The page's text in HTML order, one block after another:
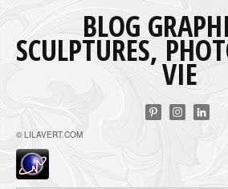
BLOG
SCULPTURES,
VIE
© LILAVERT.COM